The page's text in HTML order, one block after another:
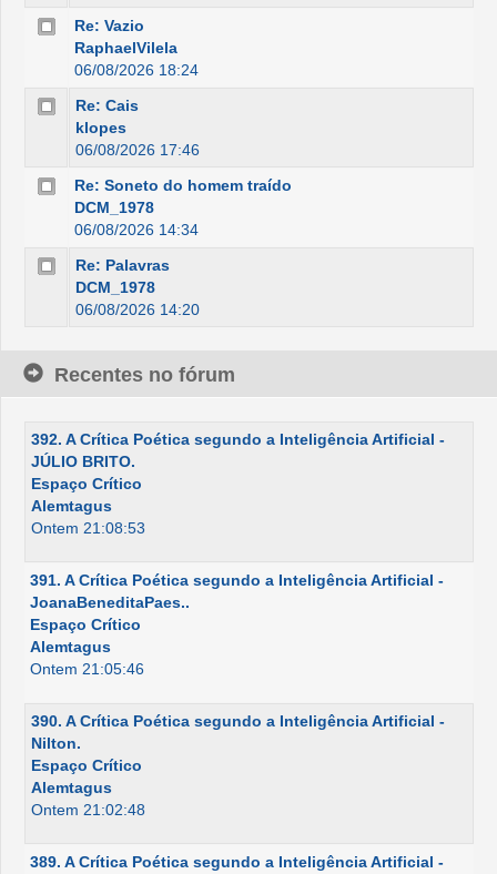
Re: Vazio
RaphaelVilela
06/08/2026 18:24
Re: Cais
klopes
06/08/2026 17:46
Re: Soneto do homem traído
DCM_1978
06/08/2026 14:34
Re: Palavras
DCM_1978
06/08/2026 14:20
Recentes no fórum
392. A Crítica Poética segundo a Inteligência Artificial -
JÚLIO BRITO.
Espaço Crítico
Alemtagus
Ontem 21:08:53
391. A Crítica Poética segundo a Inteligência Artificial -
JoanaBeneditaPaes..
Espaço Crítico
Alemtagus
Ontem 21:05:46
390. A Crítica Poética segundo a Inteligência Artificial -
Nilton.
Espaço Crítico
Alemtagus
Ontem 21:02:48
389. A Crítica Poética segundo a Inteligência Artificial -